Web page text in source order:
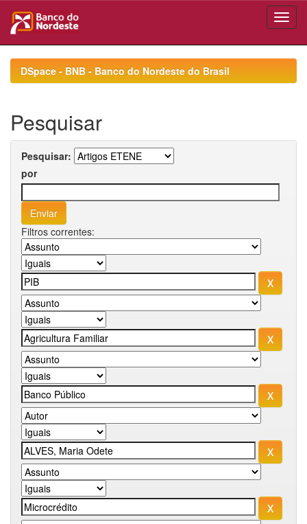
navigationDSpace - BNB - Banco do Nordeste do Brasil
Pesquisar
Pesquisar:
por
Filtros correntes: